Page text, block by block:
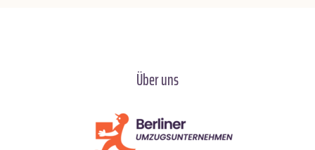
Über uns